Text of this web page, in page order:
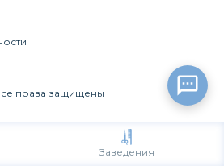
Заведения
права защищены